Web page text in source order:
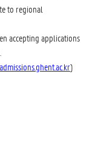
to regional
accepting applications
admissions.ghent.ac.kr)